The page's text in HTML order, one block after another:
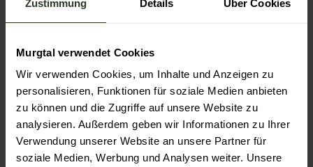
Zustimmung Details Über Cookies
Murgtal verwendet Cookies
Wir verwenden Cookies, um Inhalte und Anzeigen zu
personalisieren, Funktionen für soziale Medien anbieten
zu können und die Zugriffe auf unsere Website zu
analysieren. Außerdem geben wir Informationen zu Ihrer
Verwendung unserer Website an unsere Partner für
soziale Medien, Werbung und Analysen weiter. Unsere
Das Wander-Informationszentrum bietet unter anderem
Mehr Informationen unterwww.baiersbronn.de/verleih
Anreise & Parken
Anfahrt
Im Zentrum von Baiersbronn, am Kreisverkehr in
Richtung Rastatt, nach ca. 100 Metern in die Häslergasse
abbiegen. Abbiegen in den Sommerseiten Weg. Dort